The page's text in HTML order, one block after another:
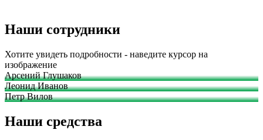
Наши сотрудники
Хотите увидеть подробности - наведите курсор на
изображение
Арсений Глушаков
Леонид Иванов
Петр Вилов
Наши средства